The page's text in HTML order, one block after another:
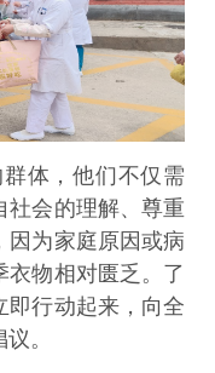
体，他们不仅需
社会的理解、尊重
因为家庭原因或病
衣物相对匮乏。了
即行动起来，向全
。